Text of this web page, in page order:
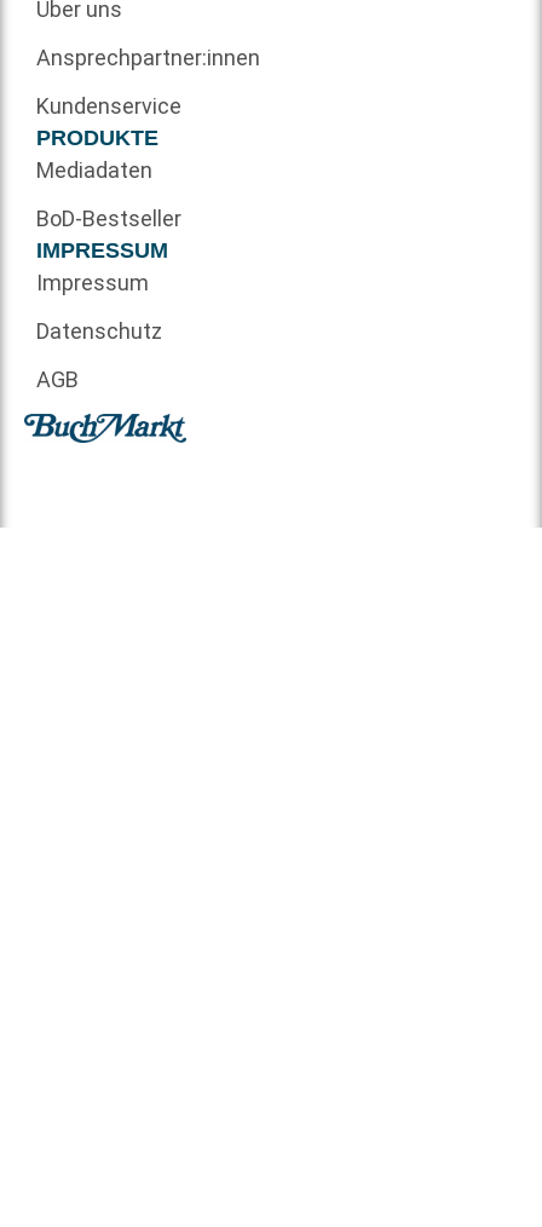
Über uns
Ansprechpartner:innen
Kundenservice
PRODUKTE
Mediadaten
BoD-Bestseller
IMPRESSUM
Impressum
Datenschutz
AGB